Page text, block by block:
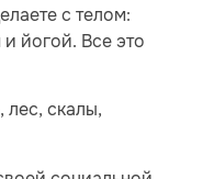
с телом:
и йогой. Все это
скалы,